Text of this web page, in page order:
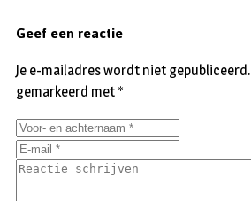
Geef een reactie
Je e-mailadres wordt niet gepubliceerd.
gemarkeerd met *